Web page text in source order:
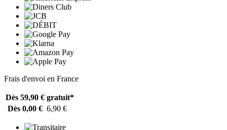
Frais d'envoi en France
Dès 59,90 € gratuit*
Dès 0,00 € 6,90 €